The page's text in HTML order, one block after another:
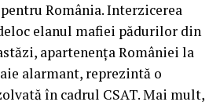
România. Interzicerea
elanul mafiei pădurilor din
apartenenţa României la
alarmant, reprezintă o
în cadrul CSAT. Mai mult,